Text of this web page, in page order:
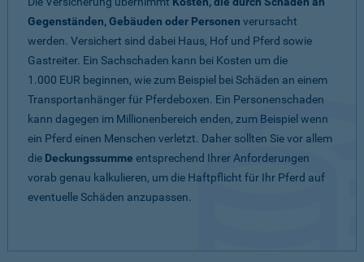
Gegenständen, Gebäuden oder Personen verursacht
werden. Versichert sind dabei Haus, Hof und Pferd sowie
Gastreiter. Ein Sachschaden kann bei Kosten um die
1.000 EUR beginnen, wie zum Beispiel bei Schäden an einem
Transportanhänger für Pferdeboxen. Ein Personenschaden
kann dagegen im Millionenbereich enden, zum Beispiel wenn
ein Pferd einen Menschen verletzt. Daher sollten Sie vor allem
die Deckungssumme entsprechend Ihrer Anforderungen
vorab genau kalkulieren, um die Haftpflicht für Ihr Pferd auf
eventuelle Schäden anzupassen.